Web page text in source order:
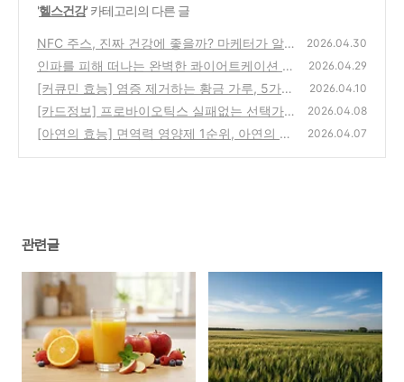
'헬스건강' 카테고리의 다른 글
NFC 주스, 진짜 건강에 좋을까? 마케터가 알
려주는 제품 성분표 읽는 법
(0)
2026.04.30
인파를 피해 떠나는 완벽한 콰이어트케이션 명
소 BEST 3
(0)
2026.04.29
[커큐민 효능] 염증 제거하는 황금 가루, 5가지
놀라운 효과와 복용법 가이드
(0)
2026.04.10
[카드정보] 프로바이오틱스 실패없는 선택가
이드
(0)
2026.04.08
[아연의 효능] 면역력 영양제 1순위, 아연의 5
2026.04.07
관련글